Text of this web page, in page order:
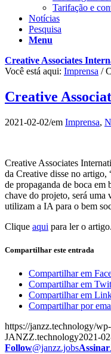
Tarifação e
Notícias
Pesquisa
Menu
Creative Associates
Você está aqui: Imprensa /
Creative
2021-02-02/em Imprensa,
Creative Associates
da Creative disse no artigo,
de propaganda de boca
chave do projeto, será uma
utilizam a IA para o bem
Clique aqui para ler o artigo.
Compartilhar este entrada
Compartilhar em
Compartilhar em
Compartilhar em
Compartilhar por
https://janzz.technology/
JANZZ.technology2021-
Follow@janzz.jobsAssinar